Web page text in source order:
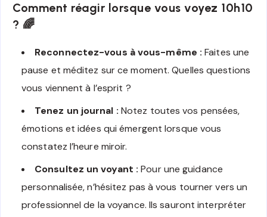
Comment réagir lorsque vous voyez 10h10
? 🌈
Reconnectez-vous à vous-même : Faites une
pause et méditez sur ce moment. Quelles questions
vous viennent à l’esprit ?
Tenez un journal : Notez toutes vos pensées,
émotions et idées qui émergent lorsque vous
constatez l’heure miroir.
Consultez un voyant : Pour une guidance
personnalisée, n’hésitez pas à vous tourner vers un
professionnel de la voyance. Ils sauront interpréter